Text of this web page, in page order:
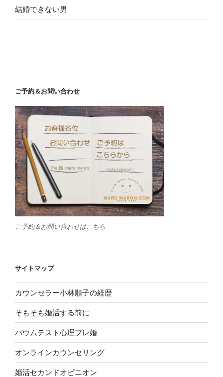
結婚できない男
ご予約＆お問い合わせ
ご予約＆お問い合わせはこちら
サイトマップ
カウンセラー小林順子の経歴
そもそも婚活する前に
バウムテスト心理プレ婚
オンラインカウンセリング
婚活セカンドオピニオン